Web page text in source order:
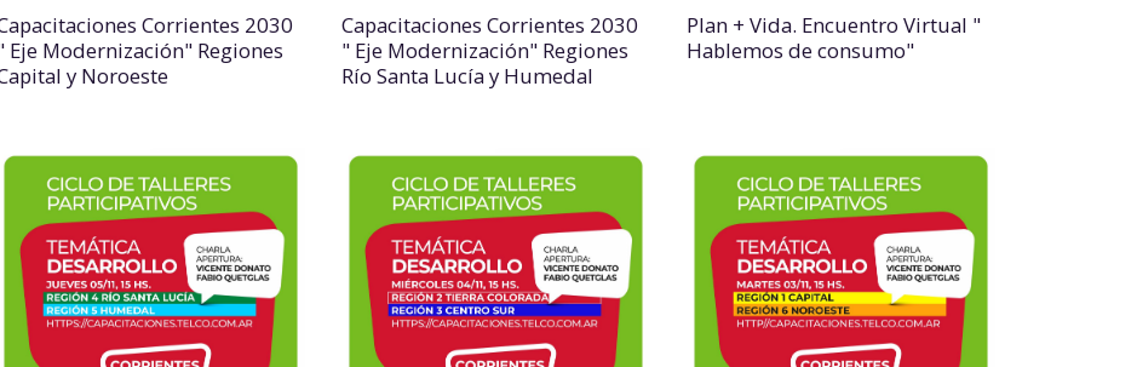
Corrientes 2030
Eje Modernización" Regiones
y Noroeste
Capacitaciones Corrientes 2030
" Eje Modernización" Regiones
Río Santa Lucía y Humedal
Plan + Vida. Encuentro Virtual "
Hablemos de consumo"